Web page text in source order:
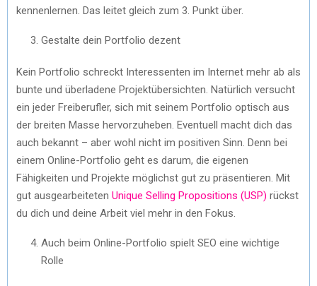
kennenlernen. Das leitet gleich zum 3. Punkt über.
Gestalte dein Portfolio dezent
Kein Portfolio schreckt Interessenten im Internet mehr ab als
bunte und überladene Projektübersichten. Natürlich versucht
ein jeder Freiberufler, sich mit seinem Portfolio optisch aus
der breiten Masse hervorzuheben. Eventuell macht dich das
auch bekannt – aber wohl nicht im positiven Sinn. Denn bei
einem Online-Portfolio geht es darum, die eigenen
Fähigkeiten und Projekte möglichst gut zu präsentieren. Mit
gut ausgearbeiteten Unique Selling Propositions (USP) rückst
du dich und deine Arbeit viel mehr in den Fokus.
Auch beim Online-Portfolio spielt SEO eine wichtige
Rolle